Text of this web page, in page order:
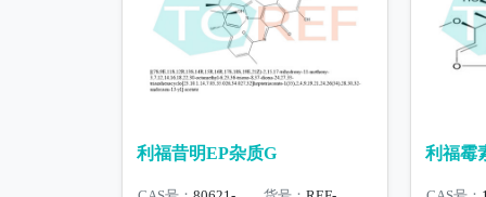
利福昔明EP杂质G 利福霉